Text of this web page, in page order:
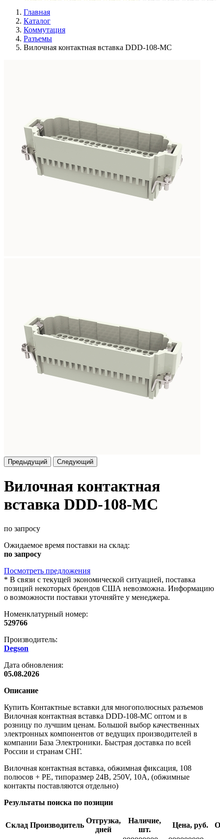
Главная
Каталог
Коммутация
Разъемы
Вилочная контактная вставка DDD-108-MC
Предыдущий Следующий
Вилочная контактная
вставка DDD-108-MC
по запросу
Ожидаемое время поставки на склад:
по запросу
Посмотреть предложения
* В связи с текущей экономической ситуацией, поставка
позиций некоторых брендов США невозможна. Информацию
о возможности поставки уточняйте у менеджера.
Номенклатурный номер:
529766
Производитель:
Degson
Дата обновления:
05.08.2026
Описание
Купить Контактные вставки для многополюсных разъемов
Вилочная контактная вставка DDD-108-MC оптом и в
розницу по лучшим ценам. Большой выбор качественных
электронных компонентов от ведущих производителей в
компании База Электроники. Быстрая доставка по всей
России и странам СНГ.
Вилочная контактная вставка, обжимная фиксация, 108
полюсов + PE, типоразмер 24B, 250V, 10A, (обжимные
контакты поставляются отдельно)
Результаты поиска по позиции
Склад Производитель
Отгрузка,
дней
Наличие,
шт.
Цена, руб.